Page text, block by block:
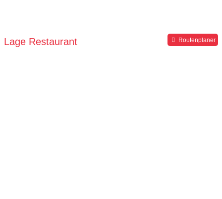
Lage Restaurant Routenplaner